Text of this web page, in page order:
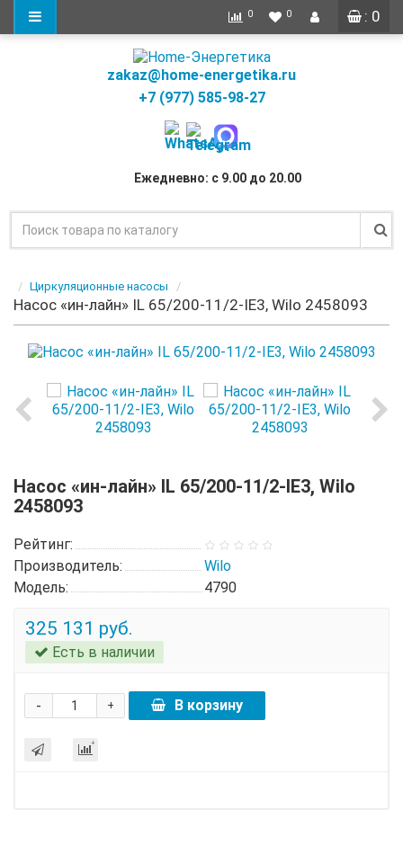
: 0
0 0
zakaz@home-energetika.ru
+7 (977) 585-98-27
Ежедневно: с 9.00 до 20.00
Циркуляционные насосы
Насос «ин-лайн» IL 65/200-11/2-IE3, Wilo 2458093
Насос «ин-лайн» IL 65/200-11/2-IE3, Wilo
2458093
Рейтинг:
Производитель:
Wilo
Модель:
4790
325 131 руб.
Есть в наличии
+
- В корзину